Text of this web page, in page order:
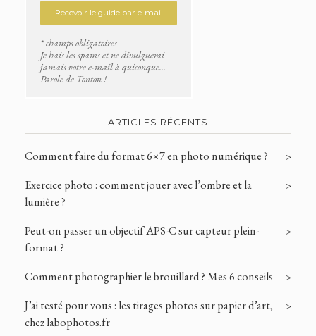
* champs obligatoires
Je hais les spams et ne divulguerai
jamais votre e-mail à quiconque...
Parole de Tonton !
ARTICLES RÉCENTS
Comment faire du format 6×7 en photo numérique ?
Exercice photo : comment jouer avec l’ombre et la
lumière ?
Peut-on passer un objectif APS-C sur capteur plein-
format ?
Comment photographier le brouillard ? Mes 6 conseils
J’ai testé pour vous : les tirages photos sur papier d’art,
chez labophotos.fr